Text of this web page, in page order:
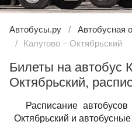
Автобусы.ру
Автобусная
Калугово – Октябрьский
Билеты на автобус
Октябрьский,
Расписание
Октябрьский и